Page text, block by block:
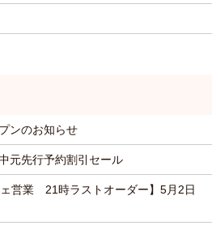
ンのお知らせ
元先行予約割引セール
営業 21時ラストオーダー】5月2日